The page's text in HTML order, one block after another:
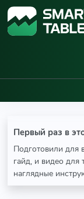
Первый раз в
Подготовили для
гайд, и видео для
наглядные